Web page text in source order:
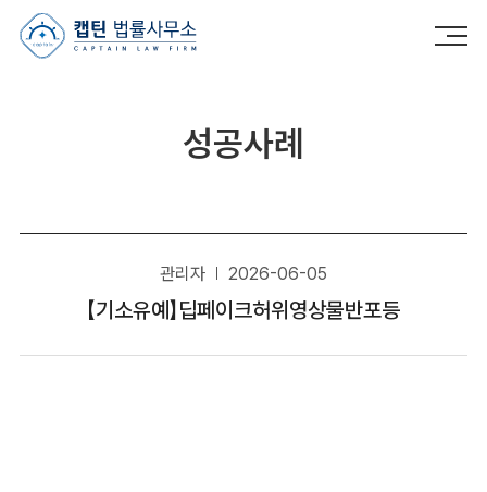
캡틴법률사무소
성공사례
관리자 2026-06-05
【기소유예】딥페이크허위영상물반포등